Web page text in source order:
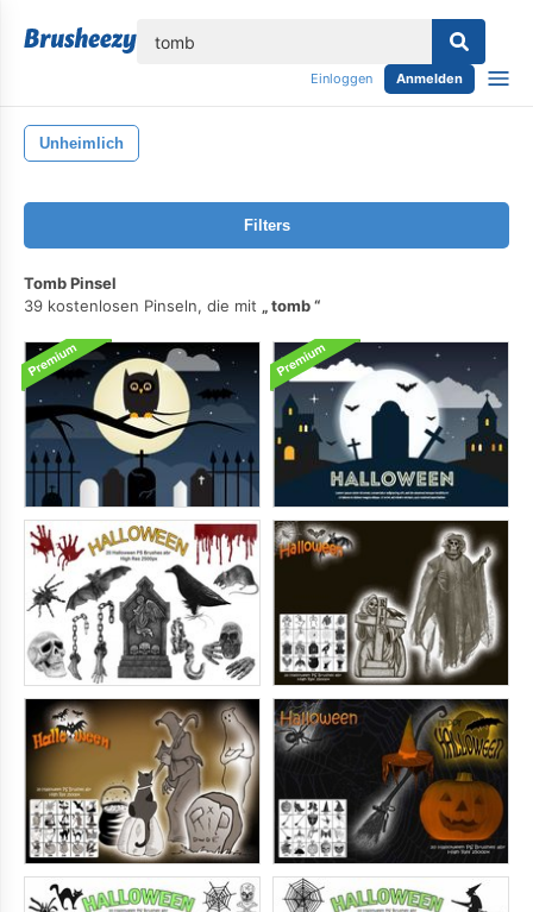
Einloggen Anmelden
Unheimlich
Filters
Tomb Pinsel
39 kostenlosen Pinseln, die mit
tomb